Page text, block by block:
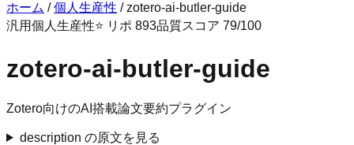
ホーム / 個人生産性 /zotero-ai-butler-guide
汎用個人生産性⭐ リポ 893品質スコア 79/100
zotero-ai-butler-guide
Zotero向けのAI搭載論文要約プラグイン
description の原文を見る